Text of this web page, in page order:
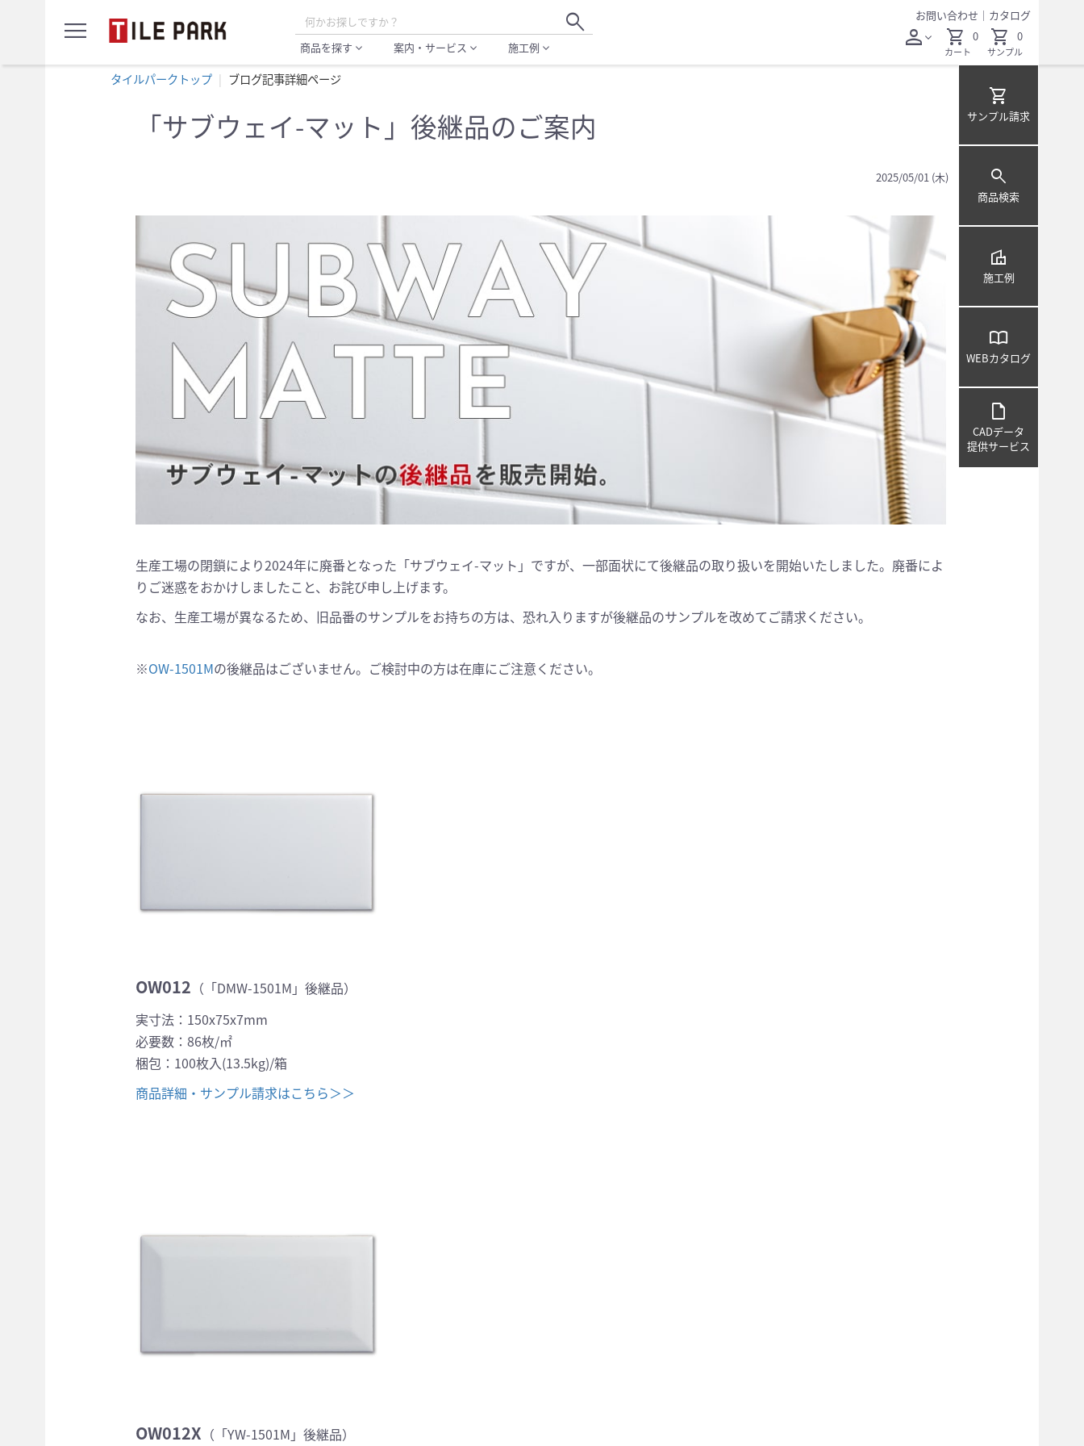
menu search
商品を探す expand_more 案内・サービス expand_more 施工例 expand_more
お問い合わせ ｜ カタログ
personexpand_more shopping_cart
カート
0 shopping_cart
サンプル
0
ン
プ
カ
shopping_cart
サンプル請求
search
商品検索
villa
施工例
import_contacts
WEBカタログ
draft
CADデータ
提供サービス
タイルパークトップ ブログ記事詳細ページ
「サブウェイ-マット」後継品のご案内
2025/05/01 (木)
生産工場の閉鎖により2024年に廃番となった「サブウェイ-マット」ですが、一部面状にて後継品の取り扱いを開始いたしました。廃番によ
りご迷惑をおかけしましたこと、お詫び申し上げます。
なお、生産工場が異なるため、旧品番のサンプルをお持ちの方は、恐れ入りますが後継品のサンプルを改めてご請求ください。
※OW-1501Mの後継品はございません。ご検討中の方は在庫にご注意ください。
OW012 （「DMW-1501M」後継品）
実寸法：150x75x7mm
必要数：86枚/㎡
梱包：100枚入(13.5kg)/箱
商品詳細・サンプル請求はこちら＞＞
OW012X （「YW-1501M」後継品）